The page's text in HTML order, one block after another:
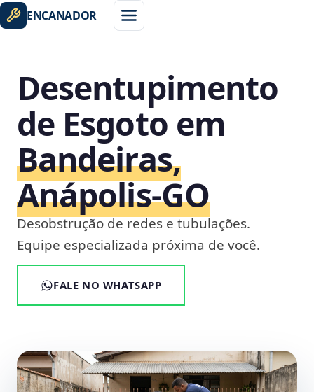
ENCANADOR
Desentupimento
de Esgoto em
Bandeiras,
Anápolis‑GO
Desobstrução de redes e tubulações.
Equipe especializada próxima de você.
FALE NO WHATSAPP